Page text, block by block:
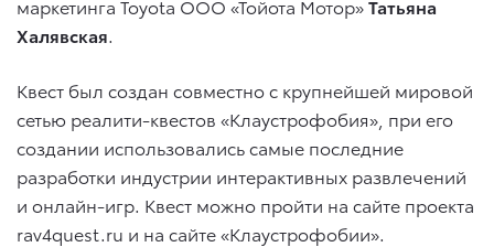
маркетинга Toyota ООО «Тойота Мотор»Татьяна
Халявская.
Квест был создан совместно с крупнейшей мировой
сетью реалити-квестов «Клаустрофобия», при его
создании использовались самые последние
разработки индустрии интерактивных развлечений
и онлайн-игр. Квест можно пройти на сайте проекта
rav4quest.ru и на сайте «Клаустрофобии».